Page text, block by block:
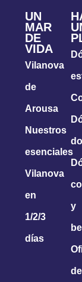
UN
MAR
DE
VIDA
Vilanova
de
Arousa
Nuestros
esenciales
Vilanova
en
1/2/3
días
y
de